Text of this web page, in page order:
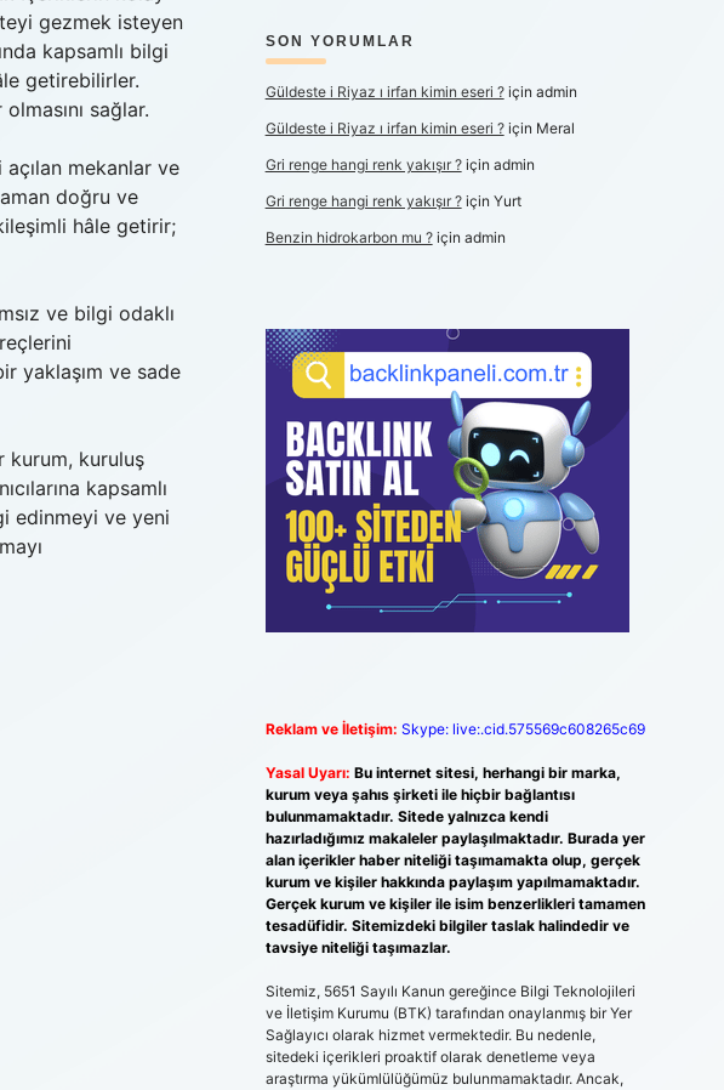
gezmek isteyen
kapsamlı bilgi
getirebilirler.
sağlar.
mekanlar ve
doğru ve
hâle getirir;
ve bilgi odaklı
yaklaşım ve sade
kurum, kuruluş
kapsamlı
edinmeyi ve yeni
SON YORUMLAR
Güldeste i Riyaz ı irfan kimin eseri ?için admin
Güldeste i Riyaz ı irfan kimin eseri ?için Meral
Gri renge hangi renk yakışır ?için admin
Gri renge hangi renk yakışır ?için Yurt
Benzin hidrokarbon mu ?için admin
Reklam ve İletişim: Skype: live:.cid.575569c608265c69
Yasal Uyarı: Bu internet sitesi, herhangi bir marka,
kurum veya şahıs şirketi ile hiçbir bağlantısı
bulunmamaktadır. Sitede yalnızca kendi
hazırladığımız makaleler paylaşılmaktadır. Burada yer
alan içerikler haber niteliği taşımamakta olup, gerçek
kurum ve kişiler hakkında paylaşım yapılmamaktadır.
Gerçek kurum ve kişiler ile isim benzerlikleri tamamen
tesadüfidir. Sitemizdeki bilgiler taslak halindedir ve
tavsiye niteliği taşımazlar.
Sitemiz, 5651 Sayılı Kanun gereğince Bilgi Teknolojileri
ve İletişim Kurumu (BTK) tarafından onaylanmış bir Yer
Sağlayıcı olarak hizmet vermektedir. Bu nedenle,
sitedeki içerikleri proaktif olarak denetleme veya
araştırma yükümlülüğümüz bulunmamaktadır. Ancak,